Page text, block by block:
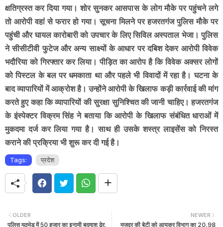
क्षतिग्रस्त कर दिया गया। शोर सुनकर आसपास के लोग मौके पर पहुंचने लगे
तो आरोपी वहां से फरार हो गया। सूचना मिलने पर हजरतगंज पुलिस मौके पर
पहुंची और घायल कारोबारी को उपचार के लिए सिविल अस्पताल भेजा। पुलिस
ने सीसीटीवी फुटेज और अन्य साक्ष्यों के आधार पर दबिश देकर आरोपी विवेक
भदौरिया को गिरफ्तार कर लिया। पीड़ित का आरोप है कि विवेक अक्सर लोगों
को पिस्टल के बल पर धमकाता था और पहले भी विवादों में रहा है। घटना के
बाद व्यापारियों में आक्रोश है। उन्होंने आरोपी के खिलाफ कड़ी कार्रवाई की मांग
करते हुए कहा कि व्यापारियों की सुरक्षा सुनिश्चित की जानी चाहिए। हजरतगंज
के इंस्पेक्टर विक्रम सिंह ने बताया कि आरोपी के खिलाफ संबंधित धाराओं में
मुकदमा दर्ज कर लिया गया है। साथ ही उसके शस्त्र लाइसेंस को निरस्त
कराने की प्रक्रिया भी शुरू कर दी गई है।
Tags: प्रदेश
NEWER
मजदूर की बेटी को आयकर विभाग का 20.98
OLDER
पुलिस मुठभेड़ में 50 हजार का इनामी बदमाश ढेर,